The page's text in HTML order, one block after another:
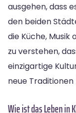
ausgehen, dass
den beiden
die Küche,
zu verstehen,
einzigartige
neue
Wie ist das Leben in